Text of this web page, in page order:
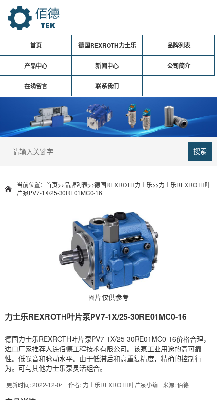
首页 德国REXROTH力士乐 品牌列表
产品中心 新闻中心 公司简介
在线留言 联系我们
搜索
当前位置： 首页>>品牌列表>>德国REXROTH力士乐>>力士乐REXROTH叶
片泵PV7-1X/25-30RE01MC0-16
图片仅供参考
力士乐REXROTH叶片泵PV7-1X/25-30RE01MC0-16
德国力士乐REXROTH叶片泵PV7-1X/25-30RE01MC0-16价格合理，
进口厂家推荐大连佰德工程技术有限公司。该泵工业用途的高可靠
性。低噪音和脉动水平。由于低滞后和高重复精度，精确的控制行
为。可与其他力士乐泵灵活组合。
更新时间: 2022-12-04 作者: 力士乐REXROTH叶片泵小编 来源: 佰德